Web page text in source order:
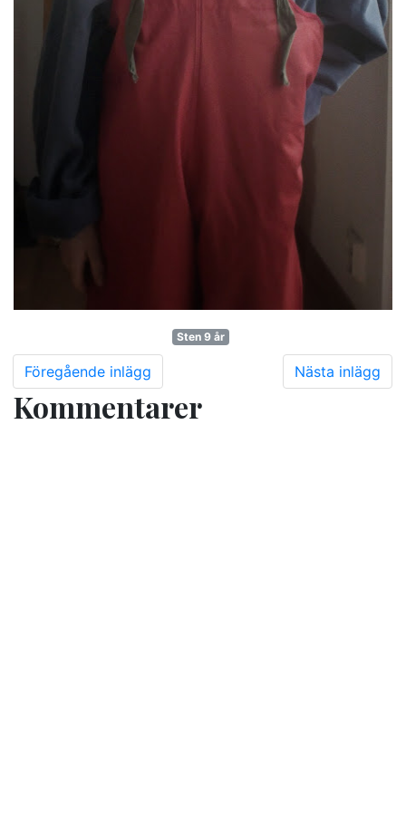
Sten 9 år
Föregående inlägg Nästa inlägg
Kommentarer